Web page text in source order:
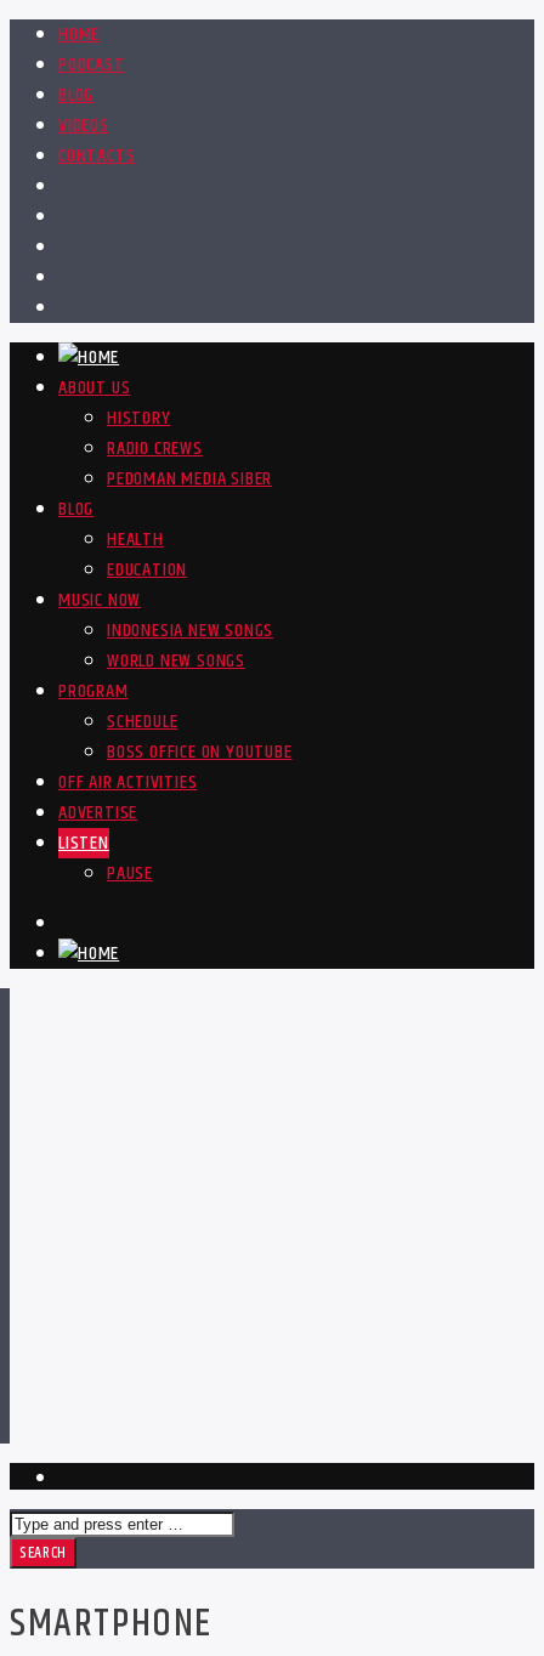
HOME
PODCAST
BLOG
VIDEOS
CONTACTS
ABOUT US
HISTORY
RADIO CREWS
PEDOMAN MEDIA SIBER
BLOG
HEALTH
EDUCATION
MUSIC NOW
INDONESIA NEW SONGS
WORLD NEW SONGS
PROGRAM
SCHEDULE
BOSS OFFICE ON YOUTUBE
OFF AIR ACTIVITIES
ADVERTISE
LISTEN
PAUSE
SMARTPHONE